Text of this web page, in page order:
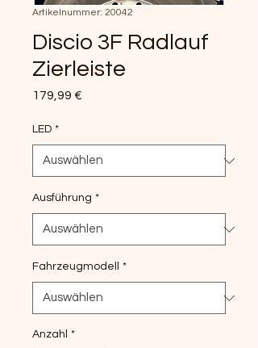
Artikelnummer: 20042
Discio 3F Radlauf
Zierleiste
179,99 €
LED *
Ausführung *
Fahrzeugmodell *
Anzahl *